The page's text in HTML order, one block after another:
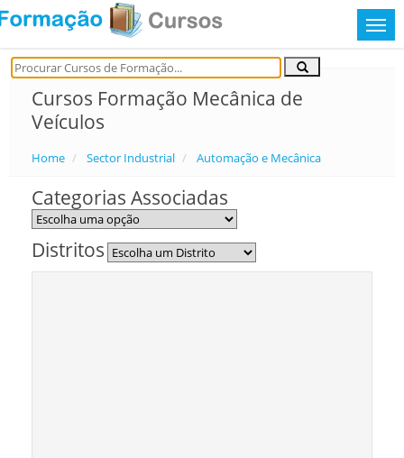
Cursos Formação Mecânica de
Veículos
Home Sector Industrial Automação e Mecânica
Categorias Associadas
Distritos